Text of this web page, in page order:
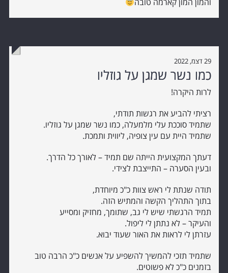
29 דצמ, 2022
כמו נשר שמגן על גוזליו
לרות היקרה!
רציתי להביע את רגשות תודתי,
שתמיד סוככת עלי מלמעלה, כמו נשר שמגן על גוזליו.
שתמיד היית עם עין צופיה, ליווית ותמכת.
דעתך המקצועית הייתה שם תמיד – לאורך כל הדרך.
ובעין הסערה – התייצבת לצידי.
תודה שנתת לי ראש צוות כ"כ מיוחדת,
בתוך התהליך הקשה והמתיש הזה.
תמיד הרגשתי שיש לי גב, שתומך, מחזיק ומסייע
והעיקר – לא נתתן לי ליפול.
עזרתן לי לראות את האור שעוד יבוא.
שתמיד תזכי להמשיך להשפיע על אנשים כ"כ הרבה טוב
בזמנים כ"כ לא פשוטים.